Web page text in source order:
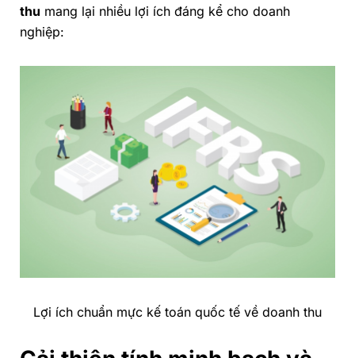
thu mang lại nhiều lợi ích đáng kể cho doanh
nghiệp:
Lợi ích chuẩn mực kế toán quốc tế về doanh thu